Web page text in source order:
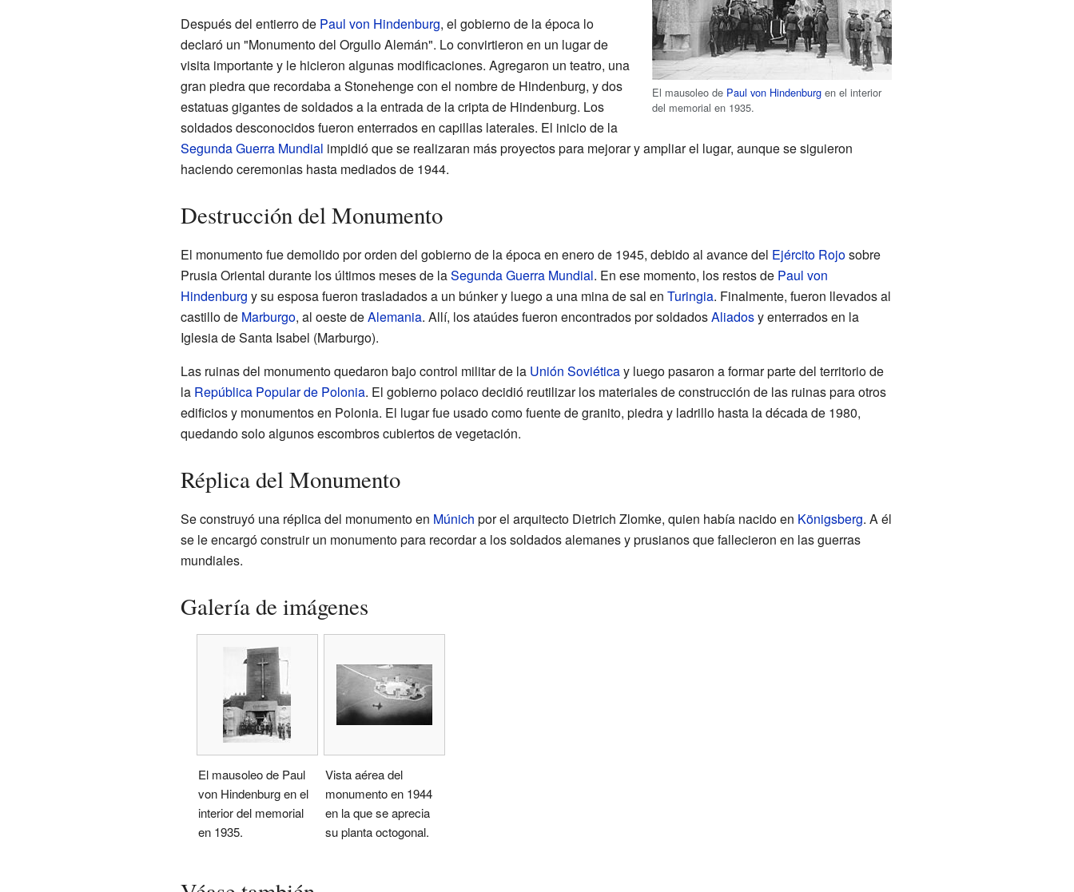
El mausoleo de Paul von Hindenburg en el interior
del memorial en 1935.
Después del entierro de Paul von Hindenburg, el gobierno de la época lo
declaró un "Monumento del Orgullo Alemán". Lo convirtieron en un lugar de
visita importante y le hicieron algunas modificaciones. Agregaron un teatro, una
gran piedra que recordaba a Stonehenge con el nombre de Hindenburg, y dos
estatuas gigantes de soldados a la entrada de la cripta de Hindenburg. Los
soldados desconocidos fueron enterrados en capillas laterales. El inicio de la
Segunda Guerra Mundial impidió que se realizaran más proyectos para mejorar y ampliar el lugar, aunque se siguieron
haciendo ceremonias hasta mediados de 1944.
Destrucción del Monumento
El monumento fue demolido por orden del gobierno de la época en enero de 1945, debido al avance del Ejército Rojosobre
Prusia Oriental durante los últimos meses de laSegunda Guerra Mundial. En ese momento, los restos de Paul von
Hindenburg y su esposa fueron trasladados a un búnker y luego a una mina de sal en Turingia. Finalmente, fueron llevados al
castillo de Marburgo, al oeste deAlemania. Allí, los ataúdes fueron encontrados por soldadosAliadosy enterrados en la
Iglesia de Santa Isabel (Marburgo).
Las ruinas del monumento quedaron bajo control militar de la Unión Soviéticay luego pasaron a formar parte del territorio de
la República Popular de Polonia. El gobierno polaco decidió reutilizar los materiales de construcción de las ruinas para otros
edificios y monumentos en Polonia. El lugar fue usado como fuente de granito, piedra y ladrillo hasta la década de 1980,
quedando solo algunos escombros cubiertos de vegetación.
Réplica del Monumento
Se construyó una réplica del monumento en Múnich por el arquitecto Dietrich Zlomke, quien había nacido en Königsberg. A él
se le encargó construir un monumento para recordar a los soldados alemanes y prusianos que fallecieron en las guerras
mundiales.
Galería de imágenes
El mausoleo de Paul
von Hindenburg en el
interior del memorial
en 1935.
Vista aérea del
monumento en 1944
en la que se aprecia
su planta octogonal.